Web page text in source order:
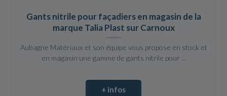
Gants nitrile pour façadiers en magasin de la
marque Talia Plast sur Carnoux
Aubagne Matériaux et son équipe vous propose en stock et
en magasin une gamme de gants nitrile pour ...
+ infos